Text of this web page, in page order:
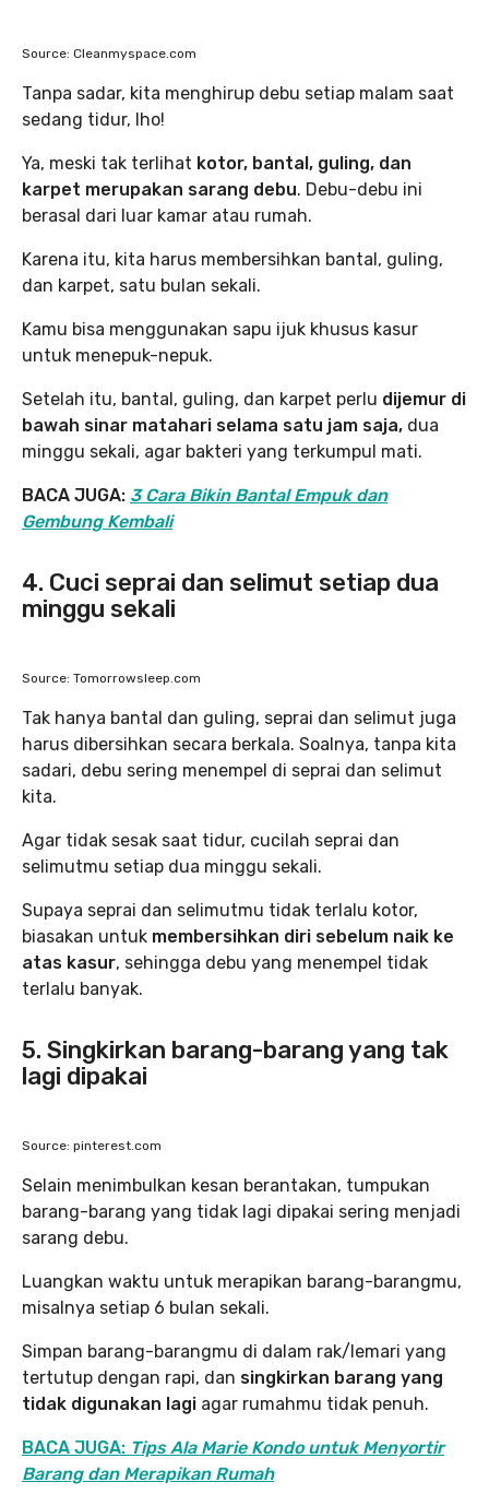
Source: Cleanmyspace.com
Tanpa sadar, kita menghirup debu setiap malam saat
sedang tidur, lho!
Ya, meski tak terlihat kotor, bantal, guling, dan
karpet merupakan sarang debu. Debu-debu ini
berasal dari luar kamar atau rumah.
Karena itu, kita harus membersihkan bantal, guling,
dan karpet, satu bulan sekali.
Kamu bisa menggunakan sapu ijuk khusus kasur
untuk menepuk-nepuk.
Setelah itu, bantal, guling, dan karpet perlu dijemur di
bawah sinar matahari selama satu jam saja, dua
minggu sekali, agar bakteri yang terkumpul mati.
BACA JUGA: 3 Cara Bikin Bantal Empuk dan
Gembung Kembali
4. Cuci seprai dan selimut setiap dua
minggu sekali
Source: Tomorrowsleep.com
Tak hanya bantal dan guling, seprai dan selimut juga
harus dibersihkan secara berkala. Soalnya, tanpa kita
sadari, debu sering menempel di seprai dan selimut
kita.
Agar tidak sesak saat tidur, cucilah seprai dan
selimutmu setiap dua minggu sekali.
Supaya seprai dan selimutmu tidak terlalu kotor,
biasakan untuk membersihkan diri sebelum naik ke
atas kasur, sehingga debu yang menempel tidak
terlalu banyak.
5. Singkirkan barang-barang yang tak
lagi dipakai
Source: pinterest.com
Selain menimbulkan kesan berantakan, tumpukan
barang-barang yang tidak lagi dipakai sering menjadi
sarang debu.
Luangkan waktu untuk merapikan barang-barangmu,
misalnya setiap 6 bulan sekali.
Simpan barang-barangmu di dalam rak/lemari yang
tertutup dengan rapi, dan singkirkan barang yang
tidak digunakan lagi agar rumahmu tidak penuh.
BACA JUGA: Tips Ala Marie Kondo untuk Menyortir
Barang dan Merapikan Rumah